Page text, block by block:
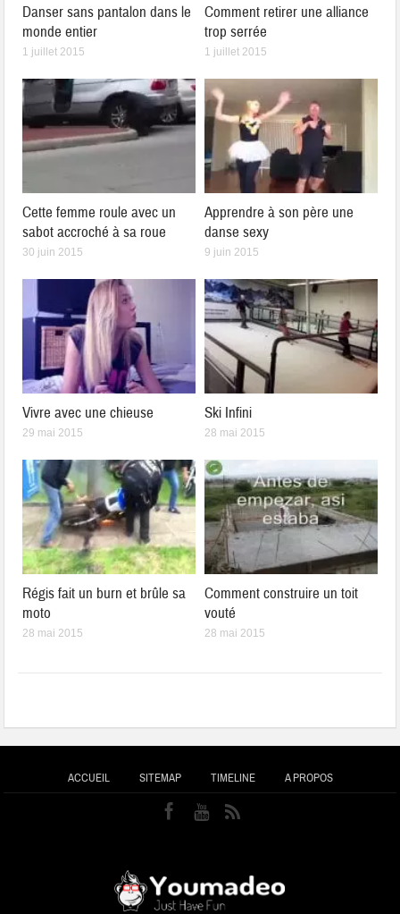
Danser sans pantalon dans le
monde entier
1 juillet 2015
Comment retirer une alliance
trop serrée
1 juillet 2015
Cette femme roule avec un
sabot accroché à sa roue
30 juin 2015
Apprendre à son père une
danse sexy
9 juin 2015
Vivre avec une chieuse
29 mai 2015
Ski Infini
28 mai 2015
Régis fait un burn et brûle sa
moto
28 mai 2015
Comment construire un toit
vouté
28 mai 2015
ACCUEIL SITEMAP TIMELINE A PROPOS